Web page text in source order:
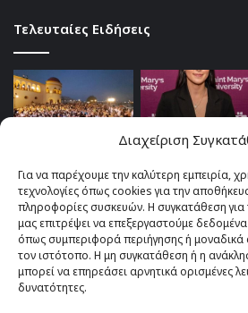
Διαχείριση
Για να παρέχουμε την καλύτερη εμπειρία,
τεχνολογίες όπως cookies για την
πληροφορίες συσκευών. Η συγκατάθεση για
μας επιτρέψει να επεξεργαστούμε
όπως συμπεριφορά περιήγησης ή μοναδικά
τον ιστότοπο. Η μη συγκατάθεση ή η
μπορεί να επηρεάσει αρνητικά ορισμένες
δυνατότητες.
Τελευταίες Ειδήσεις